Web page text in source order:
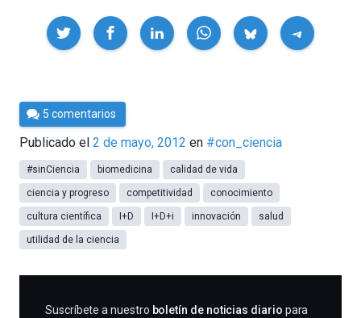
Compartir
Por
Cultura
Cientifica
5 comentarios
Publicado el 2 de mayo, 2012 en #con_ciencia
#sinCiencia biomedicina calidad de vida
ciencia y progreso competitividad conocimiento
cultura científica I+D I+D+i innovación salud
utilidad de la ciencia
SUSCRIBIRME
Suscríbete a nuestro boletín de noticias diario para